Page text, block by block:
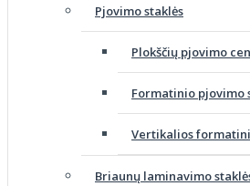
Pjovimo staklės
Plokščių pjovimo
Formatinio pjovimo
Vertikalios
Briaunų laminavimo